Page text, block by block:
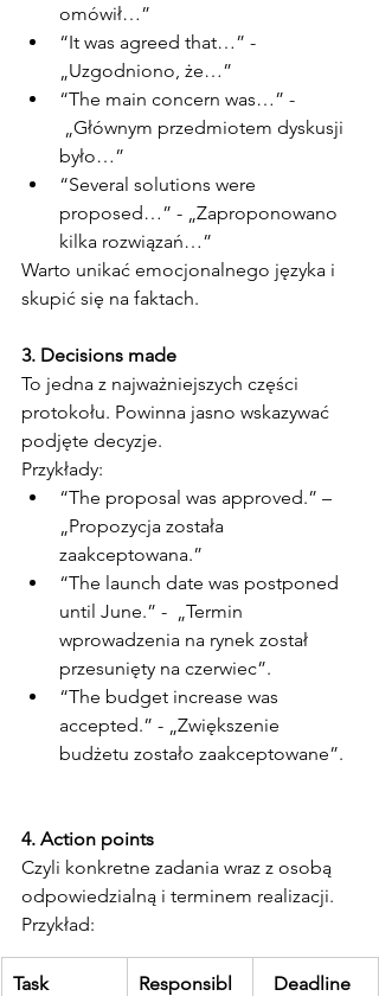
omówił…”
“It was agreed that…” -
„Uzgodniono, że…”
“The main concern was…” -
„Głównym przedmiotem dyskusji
było…”
“Several solutions were
proposed…” - „Zaproponowano
kilka rozwiązań…”
Warto unikać emocjonalnego języka i
skupić się na faktach.
3. Decisions made
To jedna z najważniejszych części
protokołu. Powinna jasno wskazywać
podjęte decyzje.
Przykłady:
“The proposal was approved.” –
„Propozycja została
zaakceptowana.”
“The launch date was postponed
until June.” -  „Termin
wprowadzenia na rynek został
przesunięty na czerwiec”.
“The budget increase was
accepted.” - „Zwiększenie
budżetu zostało zaakceptowane”.
4. Action points
Czyli konkretne zadania wraz z osobą
odpowiedzialną i terminem realizacji.
Przykład:
Task Responsibl Deadline